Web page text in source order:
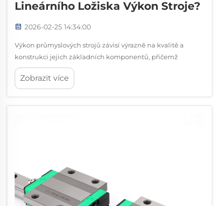
Lineárního Ložiska Výkon Stroje?
2026-02-25 14:34:00
Výkon průmyslových strojů závisí výrazně na kvalitě a
konstrukci jejich základních komponentů, přičemž
systémy lineárních ložisek hrají klíčovou roli při určování
celkové provozní účinnosti. Moderní výrobní prostředí
Zobrazit více